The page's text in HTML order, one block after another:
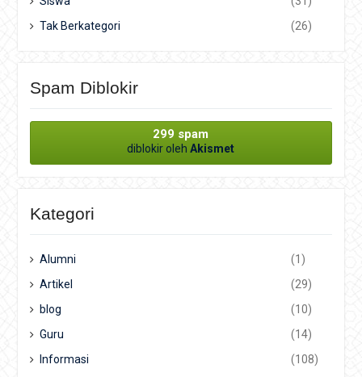
Tak Berkategori
(26)
Spam Diblokir
299 spam
diblokir olehAkismet
Kategori
Alumni
(1)
Artikel
(29)
blog
(10)
Guru
(14)
Informasi
(108)